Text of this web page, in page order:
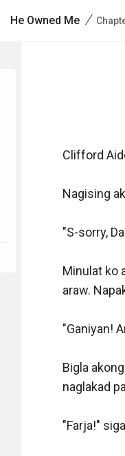
He Owned Me /
Clifford
Nagising
"S-sorry,
Minulat ko
araw.
"Ganiyan!
Bigla
naglakad
"Farja!"